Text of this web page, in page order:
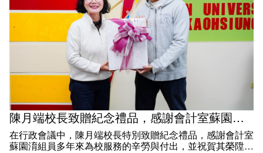
此外，健管系黃鈺婷助理教授之研究論文刊登於具審查制度
之國內學術研討會——「2025 第十七屆城市學學術研討
會」論文集，研究主題切合時代脈動，展現其專業研究潛力
與前瞻視野，亦獲得表揚肯定。
本校將持續支持教師研究發展，強化研究能量，透過學術成
果回饋教學與校務發展，展現高等教育的專業價值與社會責
任。
陳月端校長致贈紀念禮品，感謝會計室蘇園淯組員多年來為校服務的辛勞與付出
在行政會議中，陳月端校長特別致贈紀念禮品，感謝會計室
蘇園淯組員多年來為校服務的辛勞與付出，並祝賀其榮陞會